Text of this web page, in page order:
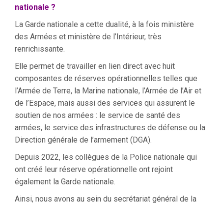
nationale ?
La Garde nationale a cette dualité, à la fois ministère
des Armées et ministère de l’Intérieur, très
renrichissante.
Elle permet de travailler en lien direct avec huit
composantes de réserves opérationnelles telles que
l’Armée de Terre, la Marine nationale, l’Armée de l’Air et
de l’Espace, mais aussi des services qui assurent le
soutien de nos armées : le service de santé des
armées, le service des infrastructures de défense ou la
Direction générale de l’armement (DGA).
Depuis 2022, les collègues de la Police nationale qui
ont créé leur réserve opérationnelle ont rejoint
également la Garde nationale.
Ainsi, nous avons au sein du secrétariat général de la